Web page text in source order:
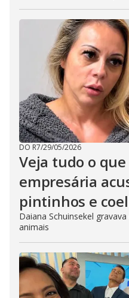
DO R7/29/05/2026
Veja tudo o
empresária
pintinhos e
Daiana Schuinsekel
animais